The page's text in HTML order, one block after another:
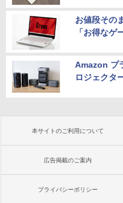
お値段その
「お得なゲ
Amazon プ
ロジェクタ
本サイトのご利用について
広告掲載のご案内
プライバシーポリシー